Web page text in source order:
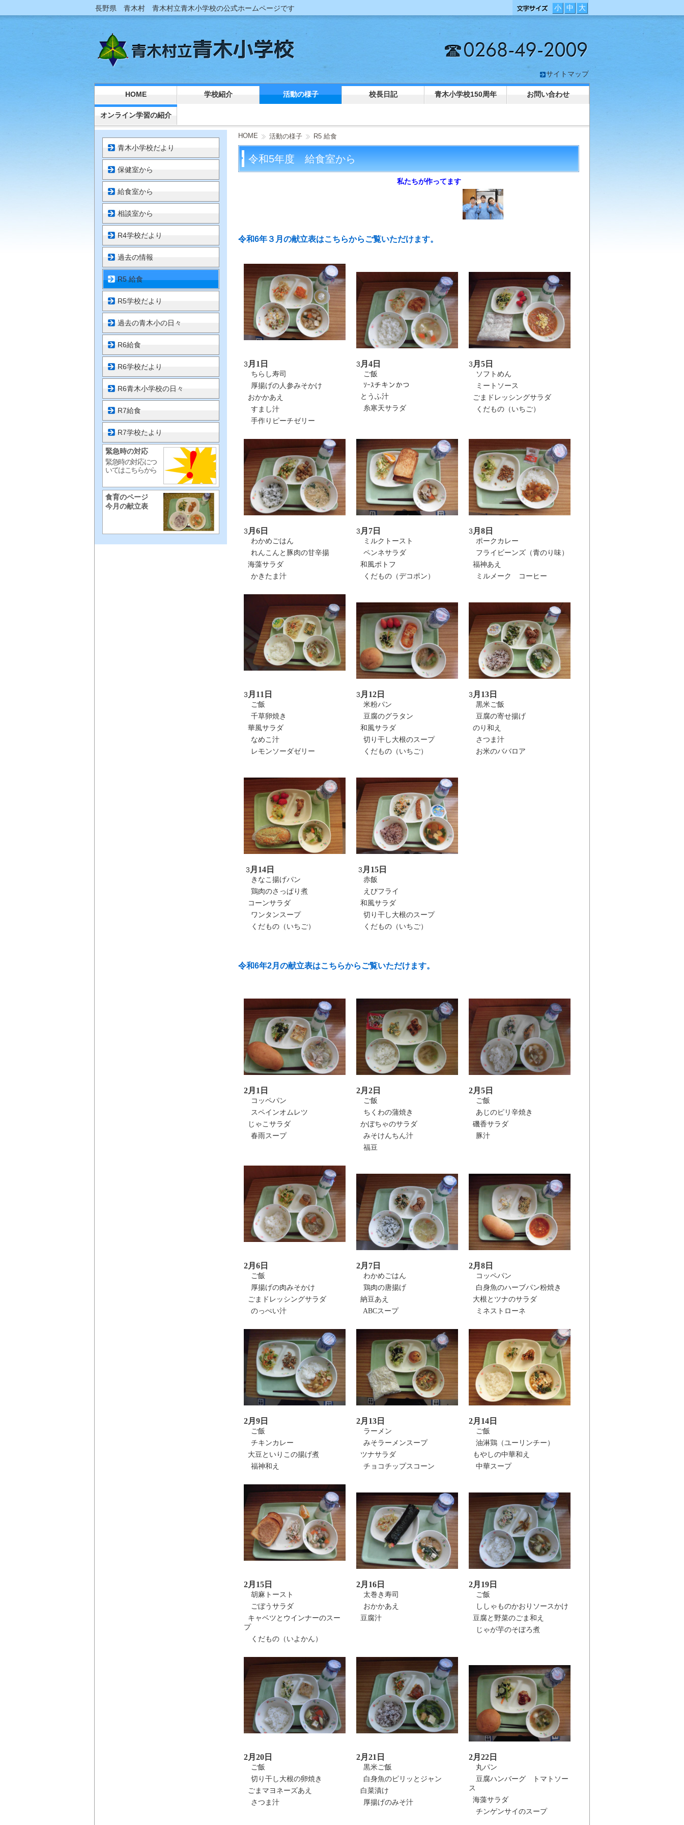
長野県 青木村 青木村立青木小学校の公式ホームページです 大
中
小
サイトマップ
HOME 学校紹介 活動の様子 校長日記 青木小学校150周年 お問い合わせ
オンライン学習の紹介
青木小学校だより
保健室から
給食室から
相談室から
R4学校だより
過去の情報
R5 給食
R5学校だより
過去の青木小の日々
R6給食
R6学校だより
R6青木小学校の日々
R7給食
R7学校たより
緊急時の対応
緊急時の対応につ
いてはこちらから
食育のページ
今月の献立表
HOME 活動の様子 R5 給食
令和5年度 給食室から
私たちが作ってます
令和6年３月の献立表はこちらからご覧いただけます。
3 月1日
ちらし寿司
厚揚げの人参みそかけ
おかかあえ
すまし汁
手作りピーチゼリー
3 月4日
ご飯
ｿｰｽチキンかつ
とうふ汁
糸寒天サラダ
3 月5日
ソフトめん
ミートソース
ごまドレッシングサラダ
くだもの（いちご）
3 月6日
わかめごはん
れんこんと豚肉の甘辛揚
海藻サラダ
かきたま汁
3 月7日
ミルクトースト
ペンネサラダ
和風ポトフ
くだもの（デコポン）
3 月8日
ポークカレー
フライビーンズ（青のり味）
福神あえ
ミルメーク コーヒー
3 月11日
ご飯
千草卵焼き
華風サラダ
なめこ汁
レモンソーダゼリー
3 月12日
米粉パン
豆腐のグラタン
和風サラダ
切り干し大根のスープ
くだもの（いちご）
3 月13日
黒米ご飯
豆腐の寄せ揚げ
のり和え
さつま汁
お米のババロア
3 月14日
きなこ揚げパン
鶏肉のさっぱり煮
コーンサラダ
ワンタンスープ
くだもの（いちご）
3 月15日
赤飯
えびフライ
和風サラダ
切り干し大根のスープ
くだもの（いちご）
令和6年2月の献立表はこちらからご覧いただけます。
2月1日
コッペパン
スペインオムレツ
じゃこサラダ
春雨スープ
2月2日
ご飯
ちくわの蒲焼き
かぼちゃのサラダ
みそけんちん汁
福豆
2月5日
ご飯
あじのピリ辛焼き
磯香サラダ
豚汁
2月6日
ご飯
厚揚げの肉みそかけ
ごまドレッシングサラダ
のっぺい汁
2月7日
わかめごはん
鶏肉の唐揚げ
納豆あえ
ABCスープ
2月8日
コッペパン
白身魚のハーブパン粉焼き
大根とツナのサラダ
ミネストローネ
2月9日
ご飯
チキンカレー
大豆といりこの揚げ煮
福神和え
2月13日
ラーメン
みそラーメンスープ
ツナサラダ
チョコチップスコーン
2月14日
ご飯
油淋鶏（ユーリンチー）
もやしの中華和え
中華スープ
2月15日
胡麻トースト
ごぼうサラダ
キャベツとウインナーのスー
プ
くだもの（いよかん）
2月16日
太巻き寿司
おかかあえ
豆腐汁
2月19日
ご飯
ししゃものかおりソースかけ
豆腐と野菜のごま和え
じゃが芋のそぼろ煮
2月20日
ご飯
切り干し大根の卵焼き
ごまマヨネーズあえ
さつま汁
2月21日
黒米ご飯
白身魚のピリッとジャン
白菜漬け
厚揚げのみそ汁
2月22日
丸パン
豆腐ハンバーグ トマトソー
ス
海藻サラダ
チンゲンサイのスープ